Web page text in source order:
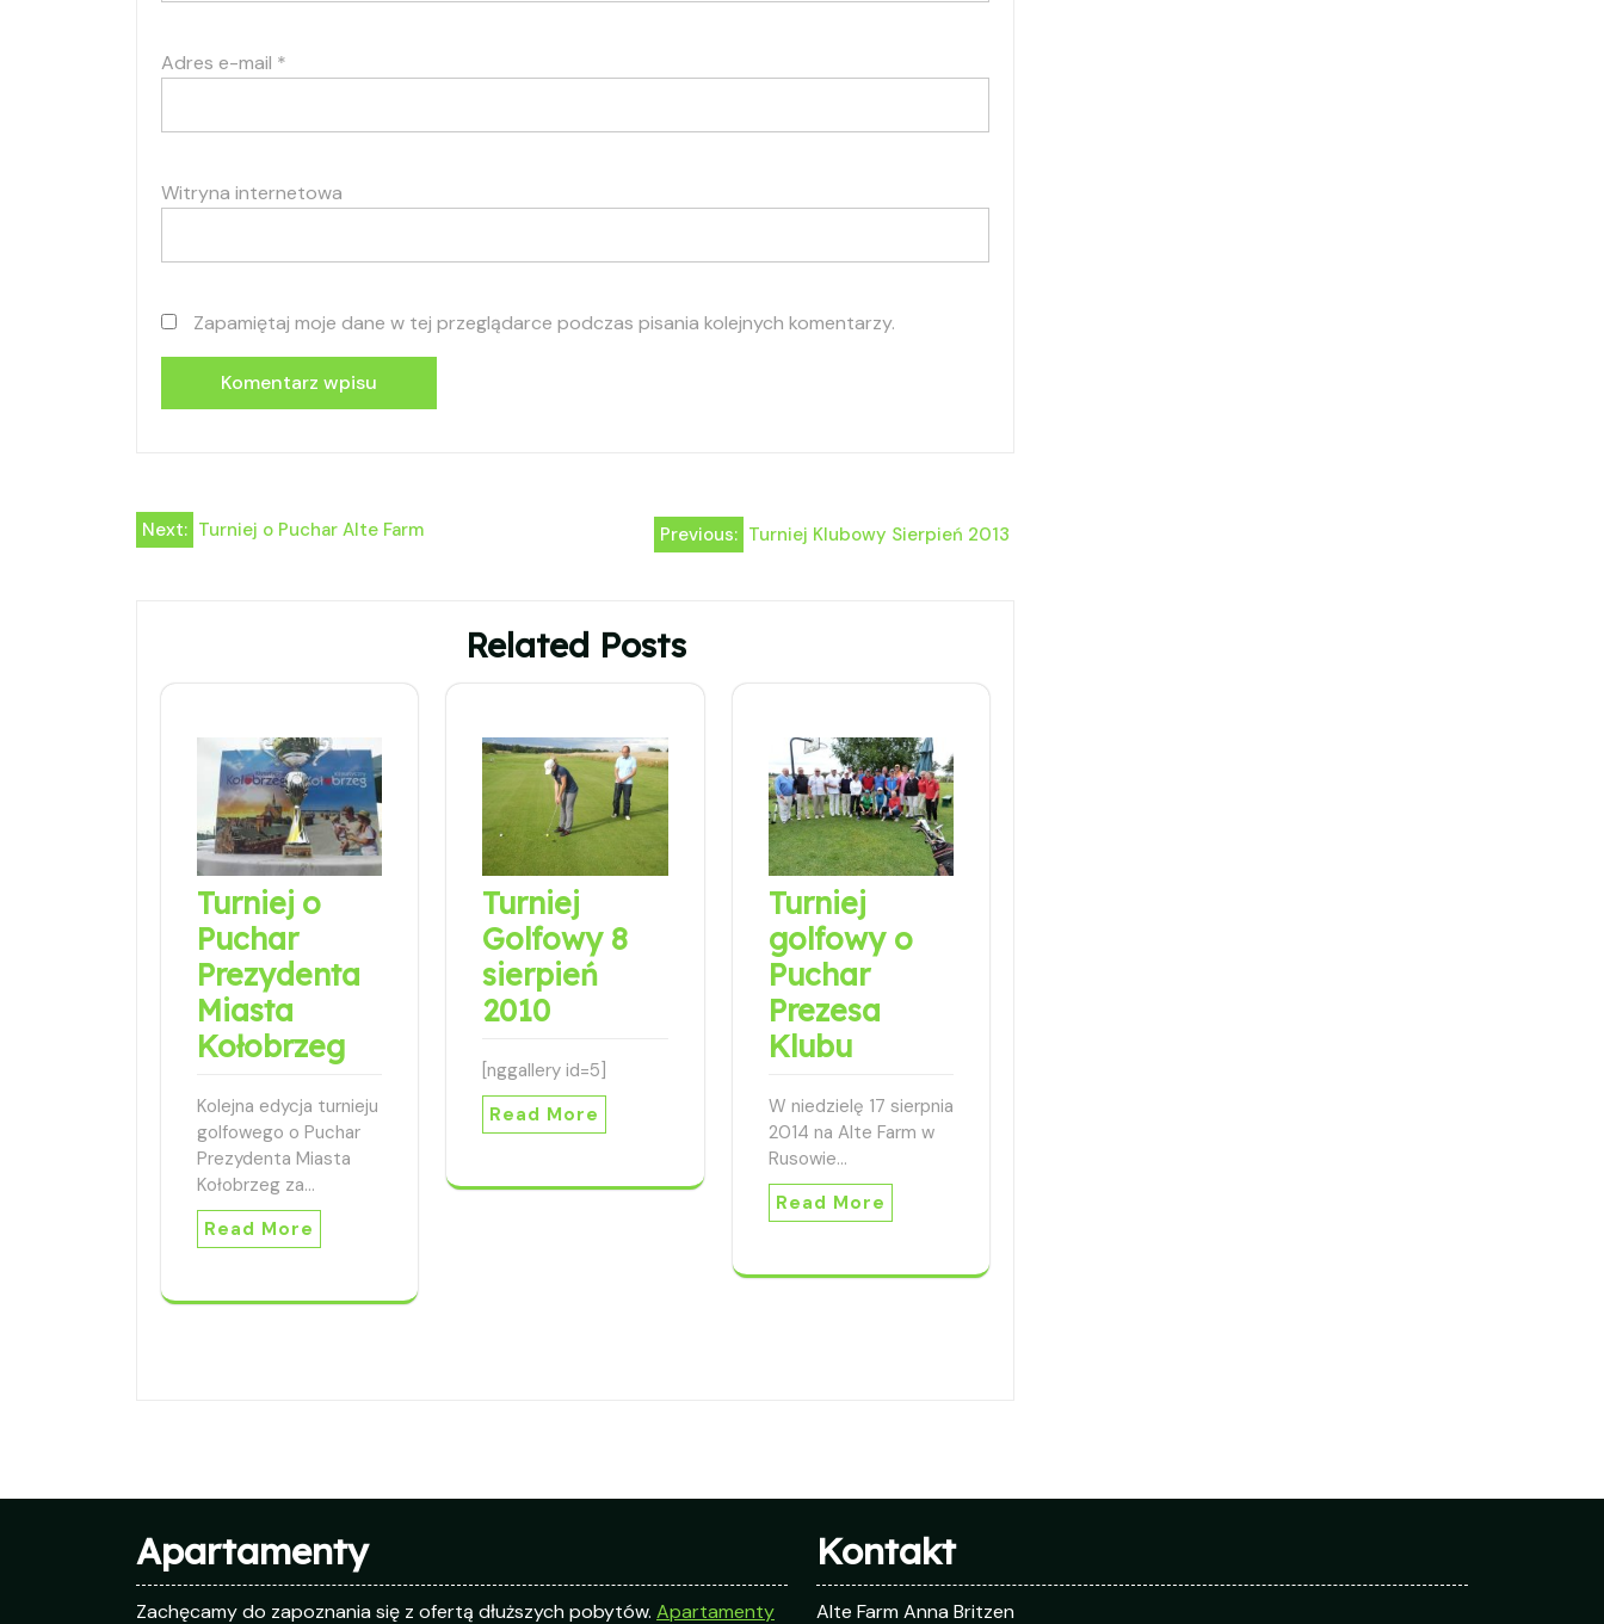
Adres e-mail *
Witryna internetowa
Zapamiętaj moje dane w tej przeglądarce podczas pisania kolejnych komentarzy.
Nawigacja
Previous: Turniej Klubowy Sierpień 2013
Next: Turniej o Puchar Alte Farm
Related Posts
Turniej o
Puchar
Prezydenta
Miasta
Kołobrzeg
Kolejna edycja turnieju
golfowego o Puchar
Prezydenta Miasta
Kołobrzeg za…
Read More
Turniej
Golfowy 8
sierpień
2010
[nggallery id=5]
Read More
Turniej
golfowy o
Puchar
Prezesa
Klubu
W niedzielę 17 sierpnia
2014 na Alte Farm w
Rusowie…
Read More
Apartamenty
Zachęcamy do zapoznania się z ofertą dłuższych pobytów. Apartamenty
Kontakt
Alte Farm Anna Britzen